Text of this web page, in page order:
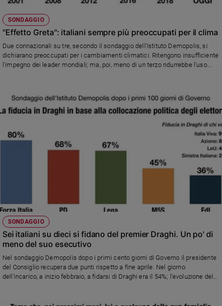
SONDAGGIO
"Effetto Greta": italiani sempre più preoccupati per il clima
Due connazionali su tre, secondo il sondaggio dell'Istituto Demopolis, si
dichiarano preoccupati per i cambiamenti climatici. Ritengono insufficiente
l'impegno dei leader mondiali; ma, poi, meno di un terzo ridurrebbe l'uso
SONDAGGIO
Sei italiani su dieci si fidano del premier Draghi. Un po' di
meno del suo esecutivo
Nel sondaggio Demopolis dopo i primi cento giorni di Governo il presidente
del Consiglio recupera due punti rispetto a fine aprile. Nel giorno
dell’incarico, a inizio febbraio, a fidarsi di Draghi era il 54%; l’evoluzione del